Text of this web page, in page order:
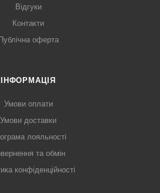
Відгуки
Контакти
Публічна оферта
ІНФОРМАЦІЯ
Умови оплати
Умови доставки
лояльності
та обмін
конфіденційності